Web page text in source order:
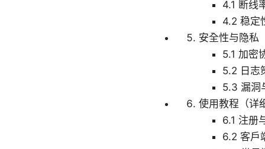
4.1 断线
4.2 稳定
安全性与隐私
5.1 加密
5.2 日志
5.3 漏洞
使用教程（详
6.1 注册
6.2 客户